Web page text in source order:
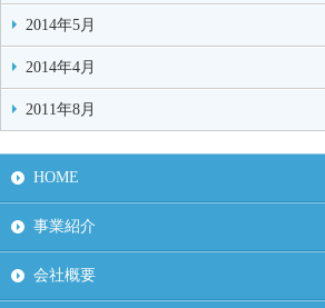
2014年5月
2014年4月
2011年8月
HOME
事業紹介
会社概要